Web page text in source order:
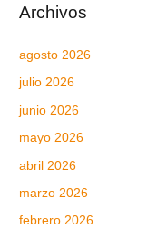
Archivos
agosto 2026
julio 2026
junio 2026
mayo 2026
abril 2026
marzo 2026
febrero 2026